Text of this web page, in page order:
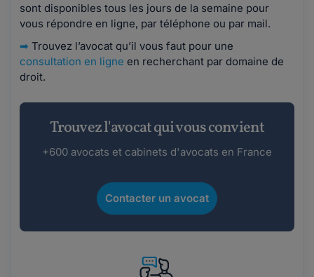
sont disponibles tous les jours de la semaine pour
vous répondre en ligne, par téléphone ou par mail.
➡ Trouvez l’avocat qu’il vous faut pour une
consultation en ligne en recherchant par domaine de
droit.
Trouvez l'avocat qui vous convient
+600 avocats et cabinets d'avocats en France
Contacter un avocat